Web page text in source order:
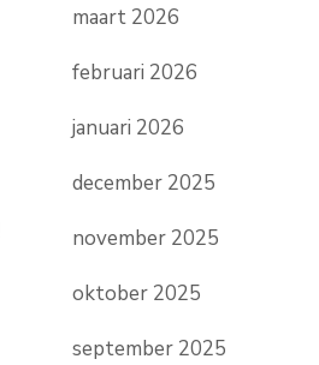
maart 2026
februari 2026
januari 2026
december 2025
november 2025
oktober 2025
september 2025